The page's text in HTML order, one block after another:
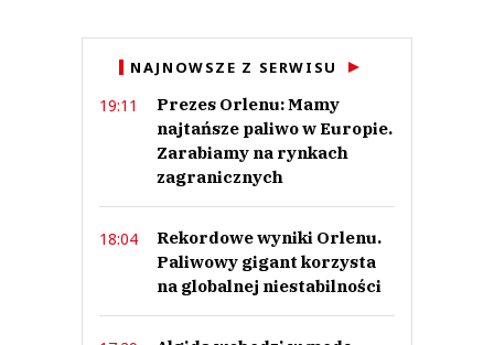
NAJNOWSZE Z SERWISU
19:11
Prezes Orlenu: Mamy
najtańsze paliwo w Europie.
Zarabiamy na rynkach
zagranicznych
18:04
Rekordowe wyniki Orlenu.
Paliwowy gigant korzysta
na globalnej niestabilności